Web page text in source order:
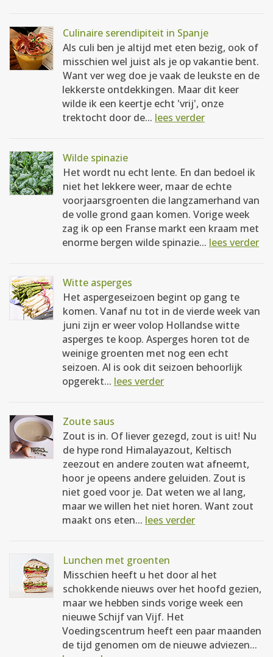
Culinaire serendipiteit in Spanje
Als culi ben je altijd met eten bezig, ook of
misschien wel juist als je op vakantie bent.
Want ver weg doe je vaak de leukste en de
lekkerste ontdekkingen. Maar dit keer
wilde ik een keertje echt 'vrij', onze
trektocht door de... lees verder
Wilde spinazie
Het wordt nu echt lente. En dan bedoel ik
niet het lekkere weer, maar de echte
voorjaarsgroenten die langzamerhand van
de volle grond gaan komen. Vorige week
zag ik op een Franse markt een kraam met
enorme bergen wilde spinazie... lees verder
Witte asperges
Het aspergeseizoen begint op gang te
komen. Vanaf nu tot in de vierde week van
juni zijn er weer volop Hollandse witte
asperges te koop. Asperges horen tot de
weinige groenten met nog een echt
seizoen. Al is ook dit seizoen behoorlijk
opgerekt... lees verder
Zoute saus
Zout is in. Of liever gezegd, zout is uit! Nu
de hype rond Himalayazout, Keltisch
zeezout en andere zouten wat afneemt,
hoor je opeens andere geluiden. Zout is
niet goed voor je. Dat weten we al lang,
maar we willen het niet horen. Want zout
maakt ons eten... lees verder
Lunchen met groenten
Misschien heeft u het door al het
schokkende nieuws over het hoofd gezien,
maar we hebben sinds vorige week een
nieuwe Schijf van Vijf. Het
Voedingscentrum heeft een paar maanden
de tijd genomen om de nieuwe adviezen...